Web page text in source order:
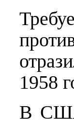
1958
В